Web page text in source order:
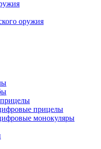
оружия
прицелы
монокуляры